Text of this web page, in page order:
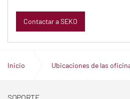
Inicio Ubicaciones de las
Oficinas en Bangladés